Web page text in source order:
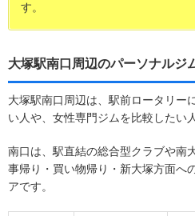
す。
大塚駅南口周辺のパーソナルジ
大塚駅南口周辺は、駅前ロータリー
い人や、女性専門ジムを比較したい
南口は、駅直結の総合型クラブや南
事帰り・買い物帰り・新大塚方面へ
アです。